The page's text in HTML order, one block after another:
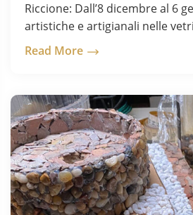
Riccione: Dall’8 dicembre al 6
artistiche e artigianali nelle
Read More